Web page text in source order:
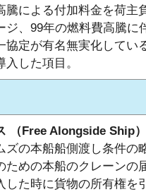
騰による付加料金を荷主
ジ、99年の燃料費高騰に
協定が有名無実化してい
した項目。
（Free Alongside Ship）
ズの本船船側渡し条件の
ための本船のクレーンの
した時に貨物の所有権を